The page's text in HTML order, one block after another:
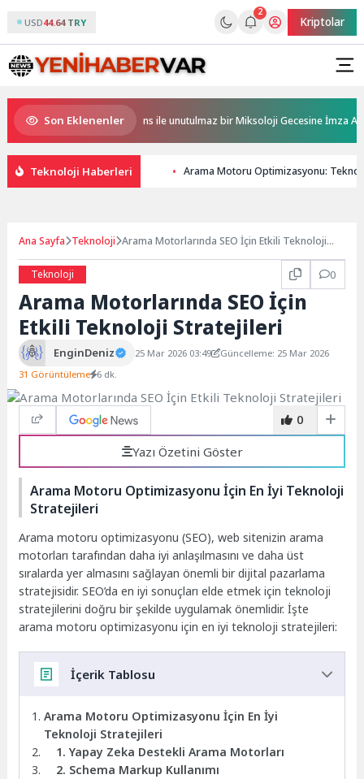
USD44.64 TRY
2
Kriptolar
Son Eklenenler
Ödüllü bar Panda & Sons ile unutulmaz bir Miksoloji Gecesine İmza Attı
Teknoloji Haberleri Arama Motoru Optimizasyonu:
Ana Sayfa Teknoloji Arama Motorlarında SEO İçin Etkili Teknoloji
Teknoloji
0
Arama Motorlarında SEO İçin
Etkili Teknoloji Stratejileri
EnginDeniz 25 Mar 2026 03:49
Güncelleme: 25 Mar 2026
31 Görüntüleme 6 dk.
0
Yazı Özetini Göster
Arama Motoru Optimizasyonu İçin En İyi Teknoloji
Stratejileri
Arama motoru optimizasyonu (SEO), web sitenizin arama
motorları tarafından daha iyi anlaşılmasını ve daha üst
sıralarda yer almasını sağlayan önemli bir dijital pazarlama
stratejisidir. SEO’da en iyi sonuçları elde etmek için teknoloji
stratejilerini doğru bir şekilde uygulamak önemlidir. İşte
arama motoru optimizasyonu için en iyi teknoloji stratejileri:
İçerik Tablosu
Arama Motoru Optimizasyonu İçin En İyi
Teknoloji Stratejileri
1. Yapay Zeka Destekli Arama Motorları
2. Schema Markup Kullanımı